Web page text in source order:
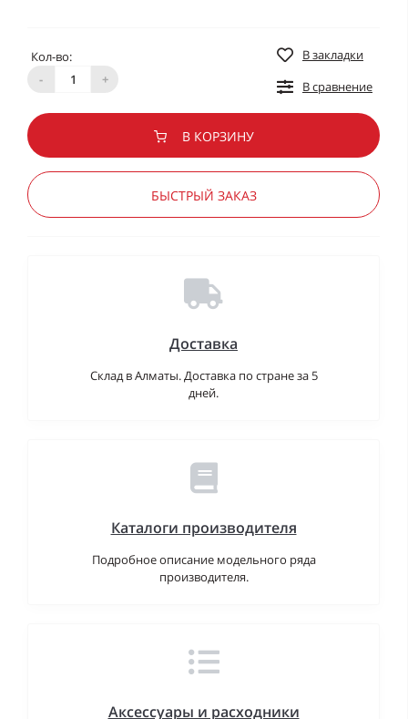
Кол-во:
-
+
В закладки
В сравнение
В КОРЗИНУ
БЫСТРЫЙ ЗАКАЗ
Доставка
Склад в Алматы. Доставка по стране за 5
дней.
Каталоги производителя
Подробное описание модельного ряда
производителя.
Аксессуары и расходники